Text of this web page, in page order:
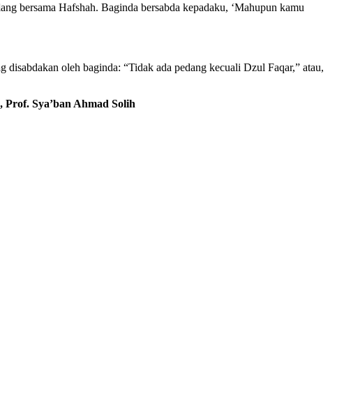
bersama Hafshah. Baginda bersabda kepadaku, ‘Mahupun kamu
oleh baginda: “Tidak ada pedang kecuali Dzul Faqar,” atau,
Sya’ban Ahmad Solih